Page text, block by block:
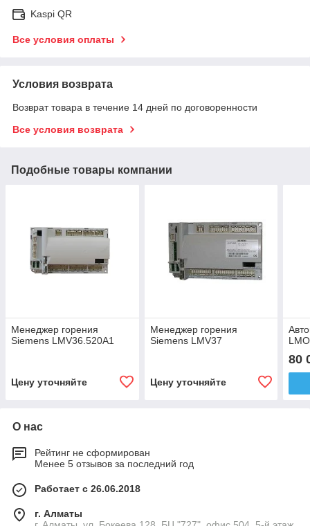
Kaspi QR
Все условия оплаты
Условия возврата
Возврат товара в течение 14 дней по договоренности
Все условия возврата
Подобные товары компании
Менеджер горения
Siemens LMV36.520A1
Цену уточняйте
Менеджер горения
Siemens LMV37
Цену уточняйте
80
О нас
Рейтинг не сформирован
Менее 5 отзывов за последний год
Работает с 26.06.2018
г. Алматы